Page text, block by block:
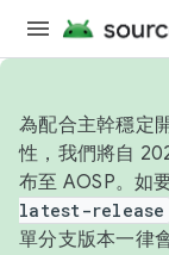
為配合主幹穩定
性，我們將自
布至 AOSP。如
latest-release
單分支版本一律